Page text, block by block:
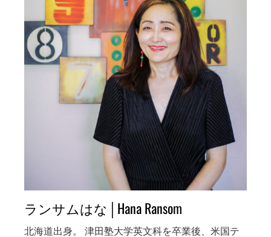
ランサムはな│Hana Ransom
北海道出身。 津田塾大学英文科を卒業後、米国テ